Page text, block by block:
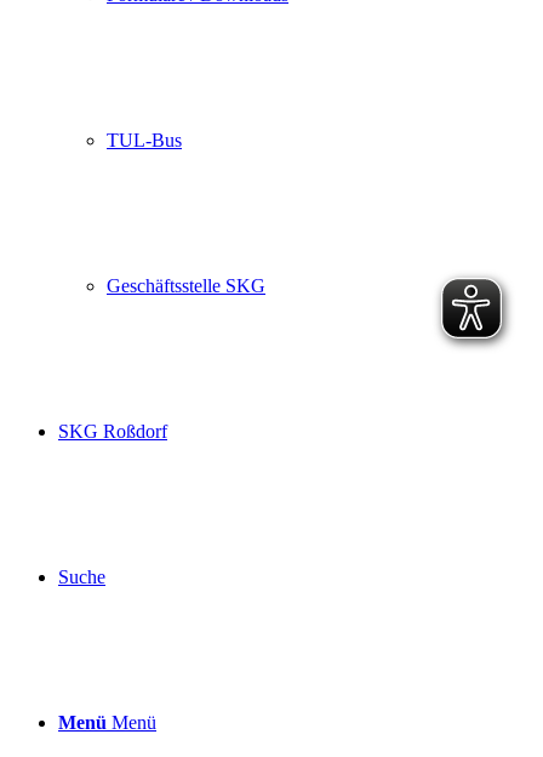
TUL-Bus
Geschäftsstelle SKG
SKG Roßdorf
Suche
Menü Menü